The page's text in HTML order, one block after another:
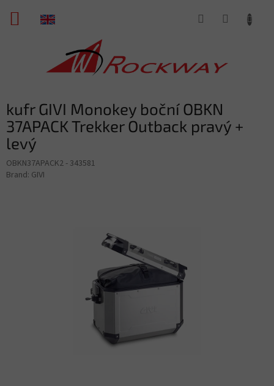
content
SHOPPING
kufr GIVI Monokey boční OBKN
37APACK Trekker Outback pravý +
levý
OBKN37APACK2 - 343581
Brand: GIVI